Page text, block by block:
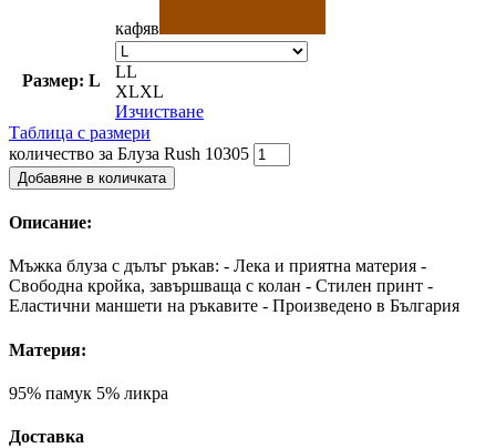
кафяв
Размер: L LL
XLXL
Изчистване
Таблица с размери
количество за Блуза Rush 10305
Добавяне в количката
Описание:
Мъжка блуза с дълъг ръкав: - Лека и приятна материя -
Свободна кройка, завършваща с колан - Стилен принт -
Еластични маншети на ръкавите - Произведено в България
Материя:
95% памук 5% ликра
Доставка